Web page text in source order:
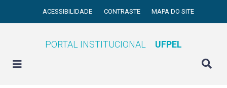
ACESSIBILIDADE CONTRASTE MAPA DO SITE
PORTAL INSTITUCIONAL UFPEL